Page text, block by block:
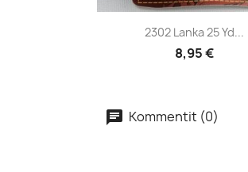
Pikakatselu
2302 Lanka 25 Yd...
8,95 €
Kommentit (0)